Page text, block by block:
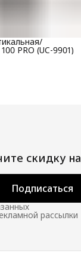
PRO (UC-9901)
скидку на
Подписаться
рассылки